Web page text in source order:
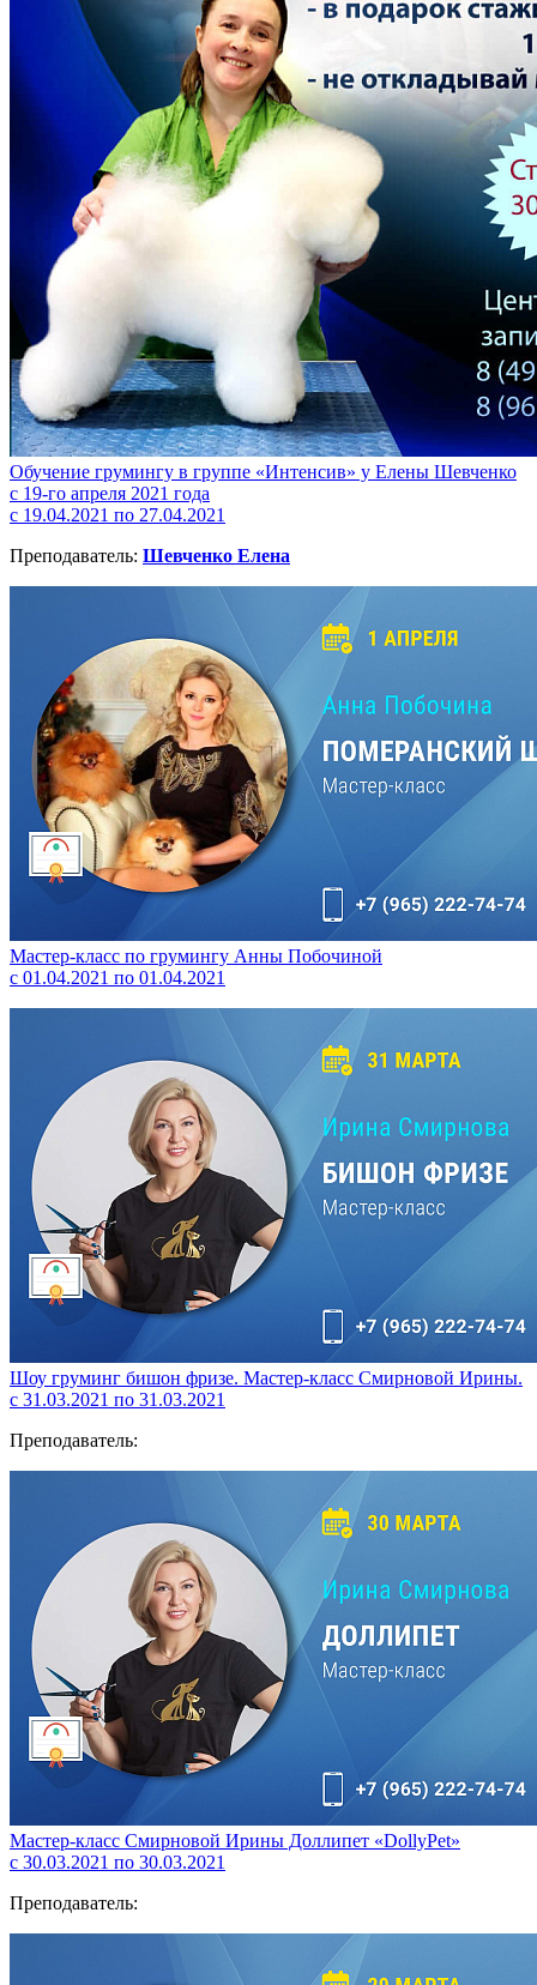
Обучение грумингу в группе «Интенсив» у Елены Шевченко
с 19-го апреля 2021 года
с 19.04.2021 по 27.04.2021
Преподаватель: Шевченко Елена
Мастер-класс по грумингу Анны Побочиной
с 01.04.2021 по 01.04.2021
Шоу груминг бишон фризе. Мастер-класс Смирновой Ирины.
с 31.03.2021 по 31.03.2021
Преподаватель:
Мастер-класс Смирновой Ирины Доллипет «DollyPet»
с 30.03.2021 по 30.03.2021
Преподаватель: